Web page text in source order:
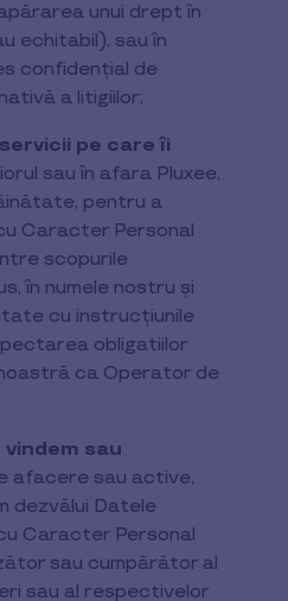
unui drept în
echitabil), sau în
confidențial de
a litigiilor;
pe care îi
sau în afara Pluxee,
pentru a
Caracter Personal
scopurile
în numele nostru și
cu instrucțiunile
obligatiilor
ca Operator de
sau
afacere sau active,
dezvălui Datele
Caracter Personal
sau cumpărător al
sau al respectivelor